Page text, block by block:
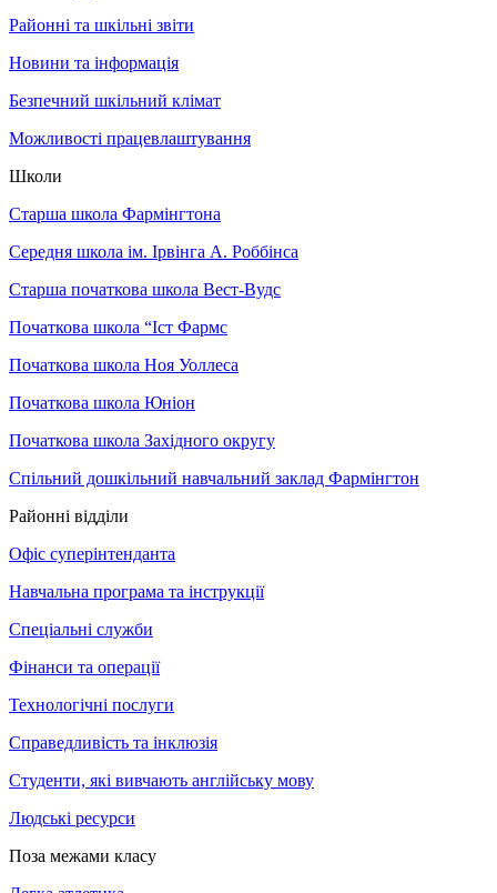
Районні та шкільні звіти
Новини та інформація
Безпечний шкільний клімат
Можливості працевлаштування
Школи
Старша школа Фармінгтона
Середня школа ім. Ірвінга А. Роббінса
Старша початкова школа Вест-Вудс
Початкова школа “Іст Фармс
Початкова школа Ноя Уоллеса
Початкова школа Юніон
Початкова школа Західного округу
Спільний дошкільний навчальний заклад Фармінгтон
Районні відділи
Офіс суперінтенданта
Навчальна програма та інструкції
Спеціальні служби
Фінанси та операції
Технологічні послуги
Справедливість та інклюзія
Студенти, які вивчають англійську мову
Людські ресурси
Поза межами класу